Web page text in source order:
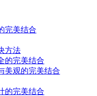
完美结合
方法
的完美结合
与美观的完美结合
的完美结合